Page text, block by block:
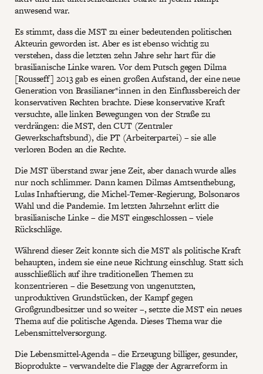
anwesend war.
Es stimmt, dass die MST zu einer bedeutenden politischen
Akteurin geworden ist. Aber es ist ebenso wichtig zu
verstehen, dass die letzten zehn Jahre sehr hart für die
brasilianische Linke waren. Vor dem Putsch gegen Dilma
[Rousseff] 2013 gab es einen großen Aufstand, der eine neue
Generation von Brasilianer*innen in den Einflussbereich der
konservativen Rechten brachte. Diese konservative Kraft
versuchte, alle linken Bewegungen von der Straße zu
verdrängen: die MST, den CUT (Zentraler
Gewerkschaftsbund), die PT (Arbeiterpartei) – sie alle
verloren Boden an die Rechte.
Die MST überstand zwar jene Zeit, aber danach wurde alles
nur noch schlimmer. Dann kamen Dilmas Amtsenthebung,
Lulas Inhaftierung, die Michel-Temer-Regierung, Bolsonaros
Wahl und die Pandemie. Im letzten Jahrzehnt erlitt die
brasilianische Linke – die MST eingeschlossen – viele
Rückschläge.
Während dieser Zeit konnte sich die MST als politische Kraft
behaupten, indem sie eine neue Richtung einschlug. Statt sich
ausschließlich auf ihre traditionellen Themen zu
konzentrieren – die Besetzung von ungenutzten,
unproduktiven Grundstücken, der Kampf gegen
Großgrundbesitzer und so weiter –, setzte die MST ein neues
Thema auf die politische Agenda. Dieses Thema war die
Lebensmittelversorgung.
Die Lebensmittel-Agenda – die Erzeugung billiger, gesunder,
Bioprodukte – verwandelte die Flagge der Agrarreform in